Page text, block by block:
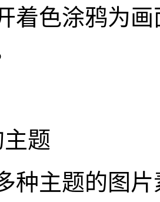
着色涂鸦为
题
种主题的图